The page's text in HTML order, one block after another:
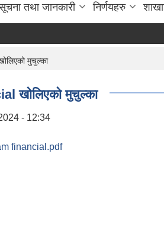
तथा जानकारी निर्णयहरु
मुचुल्का
खोलिएको मुचुल्का
- 12:34
financial.pdf